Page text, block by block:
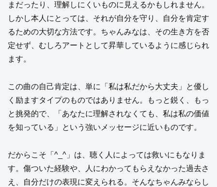
まだったり、理解しにくいものに見えるかもしれません。
しかし本人にとっては、それが自分を守り、自分を肯定す
るための大切な方法です。ちゃんみなは、その生き方を否
定せず、むしろアートとして昇華しているように感じられ
ます。
この曲の自己肯定は、単に「私は私だから大丈夫」と優し
く励ますタイプのものではありません。もっと鋭く、もっ
と挑発的で、「あなたに理解されなくても、私は私の価値
を知っている」という強いメッセージに近いものです。
だからこそ「^_^」は、聴く人によっては救いにもなりま
す。傷ついた経験や、人にわかってもらえなかった過去さ
え、自分だけの表現に変えられる。そんなちゃんみならし